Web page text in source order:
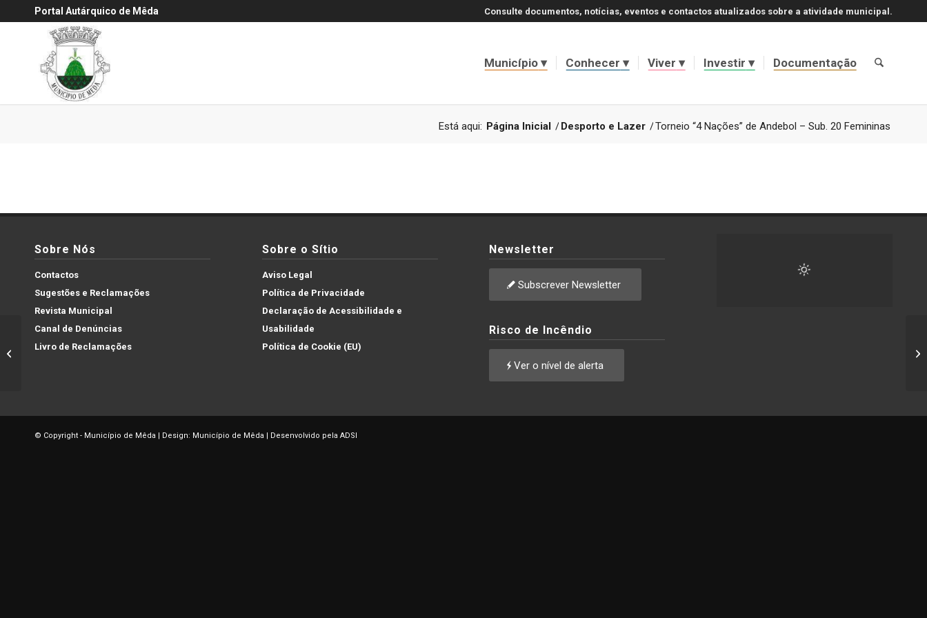
Portal Autárquico de Mêda Consulte documentos, notícias, eventos e contactos atualizados sobre a atividade municipal.
Município Conhecer Viver Investir Documentação
Está aqui: Página Inicial / Desporto e Lazer /Torneio “4 Nações” de Andebol – Sub. 20 Femininas
Sobre Nós
Contactos
Sugestões e Reclamações
Revista Municipal
Canal de Denúncias
Livro de Reclamações
Sobre o Sítio
Aviso Legal
Política de Privacidade
Declaração de Acessibilidade e
Usabilidade
Política de Cookie (EU)
Newsletter
Subscrever Newsletter
Risco de Incêndio
Ver o nível de alerta
© Copyright - Município de Mêda | Design: Município de Mêda | Desenvolvido pela ADSI
Celebração dos 20
anos do Jardim de